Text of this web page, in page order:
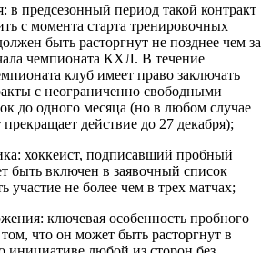
в предсезонный период такой контракт
с момента старта тренировочных
быть расторгнут не позднее чем за
чемпионата КХЛ. В течение
клуб имеет право заключать
с неограниченно свободными
до одного месяца (но в любом случае
прекращает действие до 27 декабря);
хоккеист, подписавший пробный
быть включен в заявочный список
участие не более чем в трех матчах;
ключевая особенность пробного
что он может быть расторгнут в